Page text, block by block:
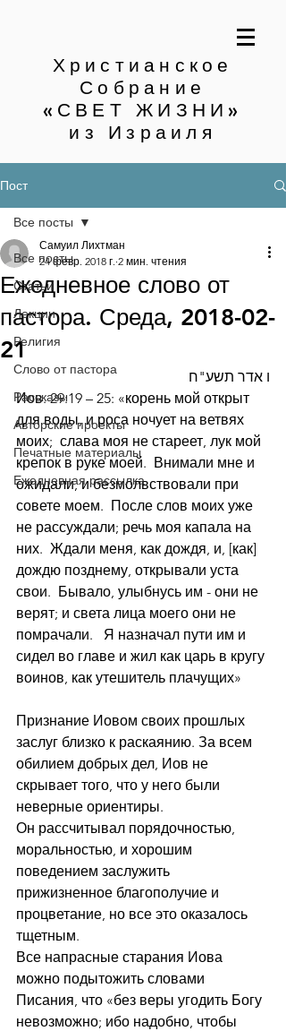
Христианское
Собрание
«СВЕТ ЖИЗНИ»
из Израиля
Пост
Все посты
Статьи
Лекции
Религия
Слово от пастора
Рассказы
Авторские проекты
Печатные материалы
Ежедневная рассылка
Все посты
Ежедневное слово от
пастора. Среда, 2018-02-
21
Самуил Лихтман
24 февр. 2018 г. 2 мин. чтения
ו אדר תשע"ח
Иов. 29:19 – 25: «корень мой открыт
для воды, и роса ночует на ветвях
моих;  слава моя не стареет, лук мой
крепок в руке моей.  Внимали мне и
ожидали, и безмолвствовали при
совете моем.  После слов моих уже
не рассуждали; речь моя капала на
них.  Ждали меня, как дождя, и, [как]
дождю позднему, открывали уста
свои.  Бывало, улыбнусь им - они не
верят; и света лица моего они не
помрачали.   Я назначал пути им и
сидел во главе и жил как царь в кругу
воинов, как утешитель плачущих»
Признание Иовом своих прошлых
заслуг близко к раскаянию. За всем
обилием добрых дел, Иов не
скрывает того, что у него были
неверные ориентиры.
Он рассчитывал порядочностью,
моральностью, и хорошим
поведением заслужить
прижизненное благополучие и
процветание, но все это оказалось
тщетным.
Все напрасные старания Иова
можно подытожить словами
Писания, что «без веры угодить Богу
невозможно; ибо надобно, чтобы